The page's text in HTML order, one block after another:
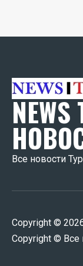
NEWS
Все новости
Copyright ©
Copyright ©